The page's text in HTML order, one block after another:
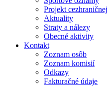
Projekt
Aktuality
Straty a nálezy
Obecné aktivity
Kontakt
Zoznam osôb
Zoznam komisií
Odkazy
Fakturačné údaje